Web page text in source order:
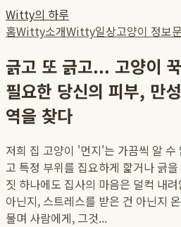
Witty의 하루
홈Witty소개Witty일상고양이 정보
긁고 또 긁고... 고양이
필요한 당신의 피부, 만
역을 찾다
저희 집 고양이 '먼지'는 가끔씩 알
고 특정 부위를 집요하게 핥거나 긁
짓 하나에도 집사의 마음은 덜컥 내
아닌지, 스트레스를 받은 건 아닌지
물며 사람에게, 그것...